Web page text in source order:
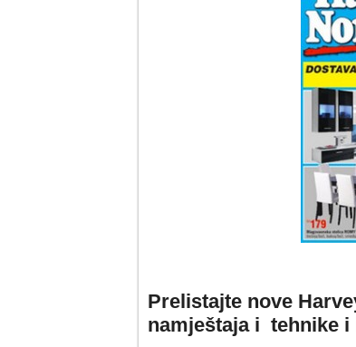
Prelistajte nove
namještaja i tehnike